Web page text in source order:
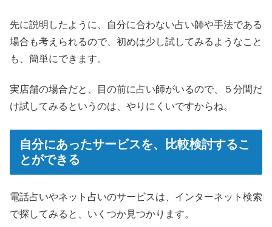
先に説明したように、自分に合わない占い師や手法である
場合も考えられるので、初めは少し試してみるようなこと
も、簡単にできます。
実店舗の場合だと、目の前に占い師がいるので、５分間だ
け試してみるというのは、やりにくいですからね。
自分にあったサービスを、比較検討するこ
とができる
電話占いやネット占いのサービスは、インターネット検索
で探してみると、いくつか見つかります。